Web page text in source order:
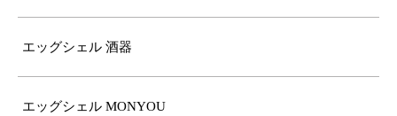
エッグシェル 酒器
エッグシェル MONYOU